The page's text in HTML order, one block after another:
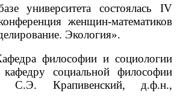
университета состоялась IV
женщин-математиков
Экология».
философии и социологии
кафедру социальной философии
С.Э. Крапивенский, д.ф.н.,